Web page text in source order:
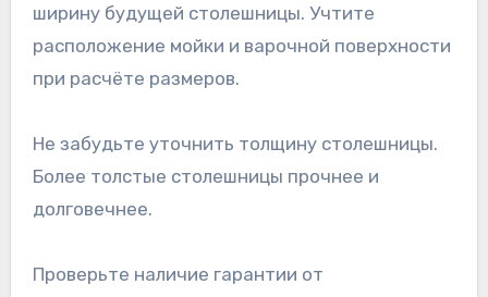
ширину будущей столешницы. Учтите
расположение мойки и варочной поверхности
при расчёте размеров.
Не забудьте уточнить толщину столешницы.
Более толстые столешницы прочнее и
долговечнее.
Проверьте наличие гарантии от